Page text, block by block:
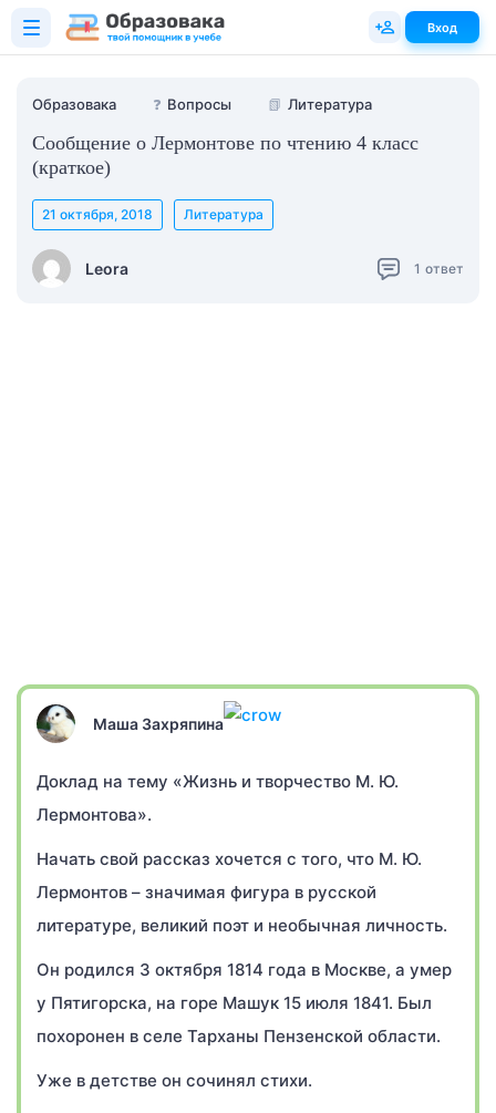
Образовака ❓ Вопросы 📗 Литература
Сообщение о Лермонтове по чтению 4 класс
(краткое)
Leora
21 октября, 2018 Литература
1 ответ
Маша Захряпина
Доклад на тему «Жизнь и творчество М. Ю.
Лермонтова».
Начать свой рассказ хочется с того, что М. Ю.
Лермонтов – значимая фигура в русской
литературе, великий поэт и необычная личность.
Он родился 3 октября 1814 года в Москве, а умер
у Пятигорска, на горе Машук 15 июля 1841. Был
похоронен в селе Тарханы Пензенской области.
Уже в детстве он сочинял стихи.
Вход